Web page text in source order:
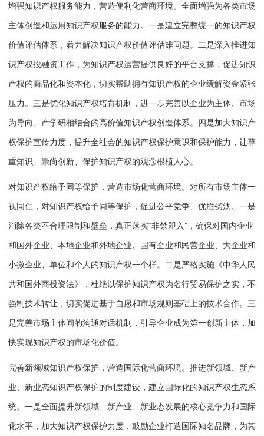
增强知识产权服务能力，营造便利化营商环境。全面增强为各类市场
主体创造和运用知识产权服务的能力。一是建立完整统一的知识产权
价值评估体系，着力解决知识产权价值评估难问题。二是深入推进知
识产权投融资工作，为知识产权运营提供良好的平台支撑，促进知识
产权的商品化和资本化，切实帮助拥有知识产权的企业缓解资金紧张
压力。三是优化知识产权培育机制，进一步完善以企业为主体、市场
为导向、产学研相结合的高价值知识产权创造体系。四是加大知识产
权保护宣传力度，提升全社会的知识产权保护意识和保护能力，让尊
重知识、崇尚创新、保护知识产权的观念根植人心。
对知识产权给予同等保护，营造市场化营商环境。对所有市场主体一
视同仁，对知识产权给予同等保护，促进公平竞争、优胜劣汰。一是
消除各类不合理限制和壁垒，真正落实“非禁即入”，确保对国内企业
和国外企业、本地企业和外地企业、国有企业和民营企业、大企业和
小微企业、单位和个人的知识产权一个样。二是严格实施《中华人民
共和国外商投资法》，杜绝以保护知识产权为名行贸易保护之实，不
强制技术转让，切实促进基于自愿和市场规则基础上的技术合作。三
是完善市场主体间的沟通对话机制，引导企业成为第一创新主体，加
快实现知识产权的市场化价值。
完善新领域知识产权保护，营造国际化营商环境。推进新领域、新产
业、新业态知识产权保护的制度建设，建立国际化的知识产权生态系
统。一是全面提升新领域、新产业、新业态发展的核心竞争力和国际
化水平，加大知识产权保护力度，鼓励企业打造国际知名品牌，为其